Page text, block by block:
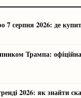
7 серпня 2026: де
Трампа:
2026: як знайти